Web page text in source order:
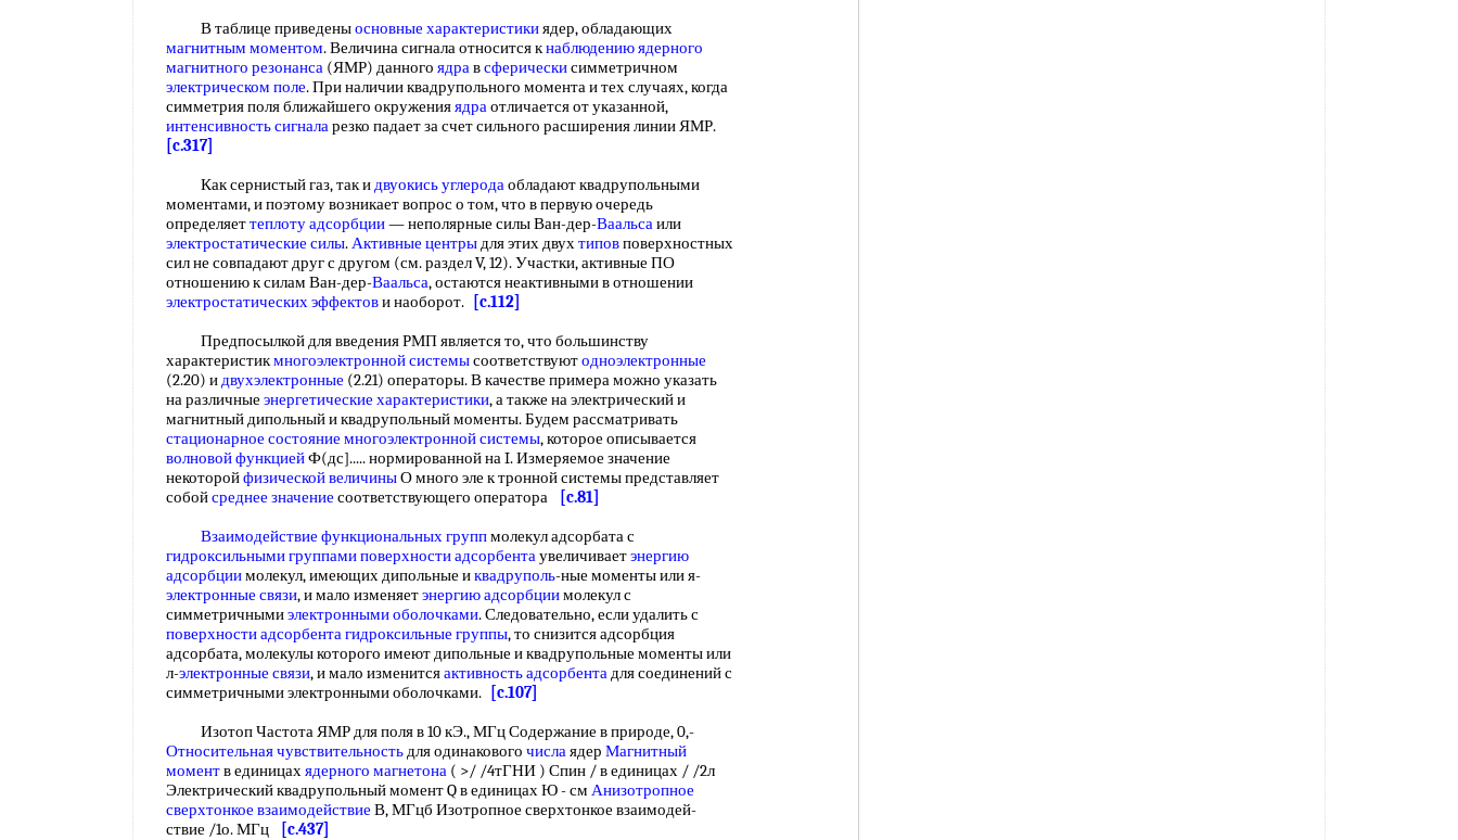
В таблице приведеныосновные характеристикиядер, обладающих
магнитным моментом. Величина сигнала относится кнаблюдению ядерного
магнитного резонанса (ЯМР) данного ядравсферическисимметричном
электрическом поле. При наличии квадрупольного момента и тех случаях, когда
симметрия поля ближайшего окруженияядраотличается от указанной,
интенсивность сигналарезко падает за счет сильного расширения линии ЯМР.
[c.317]
Как сернистый газ, так идвуокись углеродаобладают квадрупольными
моментами, и поэтому возникает вопрос о том, что в первую очередь
определяеттеплоту адсорбции— неполярные силы Ван-дер-Ваальсаили
электростатические силы.Активные центрыдля этих двухтиповповерхностных
сил не совпадают друг с другом (см. раздел V, 12). Участки, активные ПО
отношению к силам Ван-дер-Ваальса, остаются неактивными в отношении
электростатических эффектови наоборот.
[c.112]
Предпосылкой для введения РМП является то, что большинству
характеристикмногоэлектронной системысоответствуютодноэлектронные
(2.20) идвухэлектронные (2.21) операторы. В качестве примера можно указать
на различные энергетические характеристики, а также на электрический и
магнитный дипольный и квадрупольный моменты. Будем рассматривать
стационарное состояние многоэлектронной системы, которое описывается
волновой функциейФ(дс]..... нормированной на I. Измеряемое значение
некоторойфизической величиныО много эле к тронной системы представляет
собойсреднее значение соответствующего оператора
[c.81]
Взаимодействие функциональных группмолекул адсорбата с
гидроксильными группамиповерхности адсорбентаувеличиваетэнергию
адсорбциимолекул, имеющих дипольные иквадруполь-ные моменты или я-
электронные связи, и мало изменяетэнергию адсорбциимолекул с
симметричнымиэлектронными оболочками. Следовательно, если удалить с
поверхности адсорбентагидроксильные группы, то снизится адсорбция
адсорбата, молекулы которого имеют дипольные и квадрупольные моменты или
л-электронные связи, и мало изменитсяактивность адсорбентадля соединений с
симметричными электронными оболочками.
[c.107]
Изотоп Частота ЯМР для поля в 10 кЭ., МГц Содержание в природе, 0,-
Относительная чувствительностьдля одинакового числаядер Магнитный
моментв единицахядерного магнетона ( >/ /4тГНИ ) Спин / в единицах / /2л
Электрический квадрупольный момент Q в единицах Ю - см Анизотропное
сверхтонкое взаимодействие В, МГцб Изотропное сверхтонкое взаимодей-
ствие /1о. МГц
[c.437]